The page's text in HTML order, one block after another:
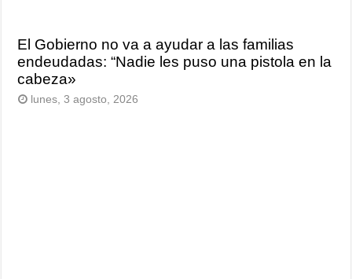
El Gobierno no va a ayudar a las familias
endeudadas: “Nadie les puso una pistola en la
cabeza»
lunes, 3 agosto, 2026